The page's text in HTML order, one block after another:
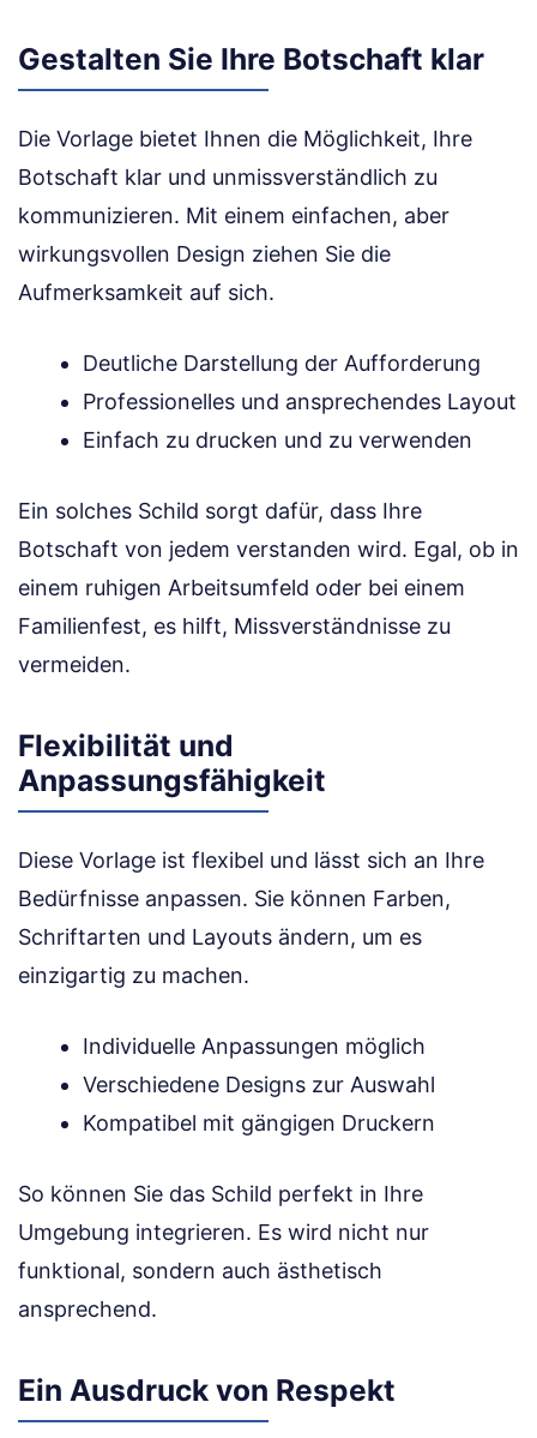
Gestalten Sie Ihre Botschaft klar
Die Vorlage bietet Ihnen die Möglichkeit, Ihre
Botschaft klar und unmissverständlich zu
kommunizieren. Mit einem einfachen, aber
wirkungsvollen Design ziehen Sie die
Aufmerksamkeit auf sich.
Deutliche Darstellung der Aufforderung
Professionelles und ansprechendes Layout
Einfach zu drucken und zu verwenden
Ein solches Schild sorgt dafür, dass Ihre
Botschaft von jedem verstanden wird. Egal, ob in
einem ruhigen Arbeitsumfeld oder bei einem
Familienfest, es hilft, Missverständnisse zu
vermeiden.
Flexibilität und
Anpassungsfähigkeit
Diese Vorlage ist flexibel und lässt sich an Ihre
Bedürfnisse anpassen. Sie können Farben,
Schriftarten und Layouts ändern, um es
einzigartig zu machen.
Individuelle Anpassungen möglich
Verschiedene Designs zur Auswahl
Kompatibel mit gängigen Druckern
So können Sie das Schild perfekt in Ihre
Umgebung integrieren. Es wird nicht nur
funktional, sondern auch ästhetisch
ansprechend.
Ein Ausdruck von Respekt